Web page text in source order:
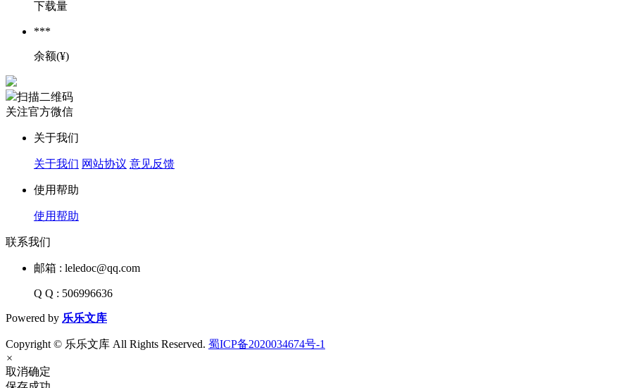
下载量
***
余额(¥)
扫描二维码
关注官方微信
关于我们
关于我们 网站协议 意见反馈
使用帮助
使用帮助
联系我们
邮箱 : leledoc@qq.com
Q Q : 506996636
Powered by 乐乐文库
Copyright © 乐乐文库 All Rights Reserved. 蜀ICP备2020034674号-1
×
取消确定